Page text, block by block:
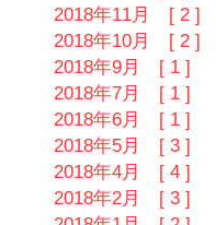
2018年11月 [ 2 ]
2018年10月 [ 2 ]
2018年9月 [ 1 ]
2018年7月 [ 1 ]
2018年6月 [ 1 ]
2018年5月 [ 3 ]
2018年4月 [ 4 ]
2018年2月 [ 3 ]